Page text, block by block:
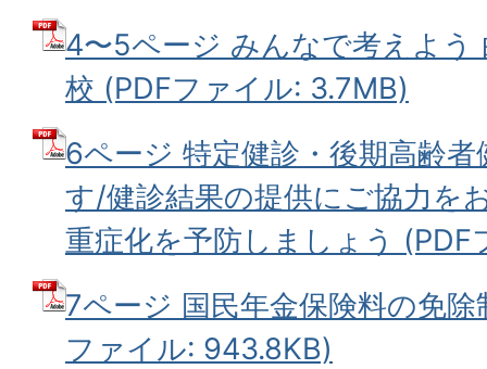
4〜5ページ みんなで考えよう
校 (PDFファイル: 3.7MB)
6ページ 特定健診・後期高齢
す/健診結果の提供にご協力を
重症化を予防しましょう
7ページ 国民年金保険料の免
ファイル: 943.8KB)